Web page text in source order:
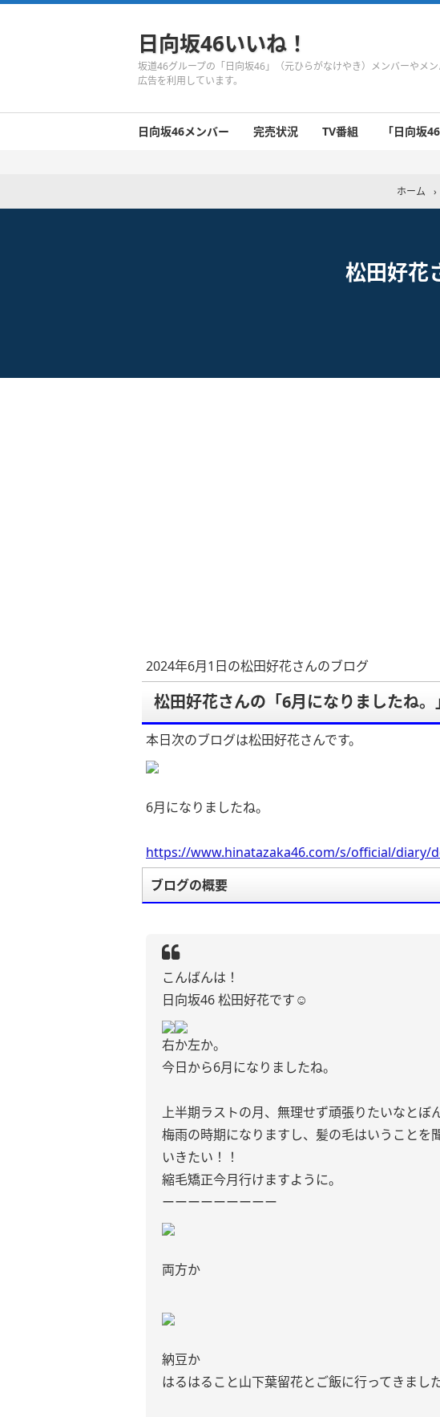
日向坂46いいね！
坂道46グループの「日向坂46」（元ひらがなけやき）メンバーやメ
広告を利用しています。
日向坂46メンバー 完売状況 TV番組 「日向坂
ホーム ›
松田好花
2024年6月1日の松田好花さんのブログ
松田好花さんの「6月になりましたね。
本日次のブログは松田好花さんです。
6月になりましたね。
https://www.hinatazaka46.com/s/official/diary/
ブログの概要
こんばんは！
日向坂46 松田好花です☺️
右か左か。
今日から6月になりましたね。
上半期ラストの月、無理せず頑張りたいなとぼ
梅雨の時期になりますし、髪の毛はいうことを
いきたい！！
縮毛矯正今月行けますように。
ーーーーーーーーー
両方か
納豆か
はるはること山下葉留花とご飯に行ってきまし